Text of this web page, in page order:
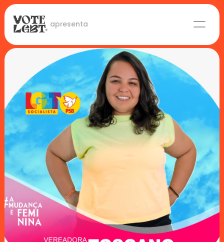
apresenta
Candidaturas
Lideranças eleitas
Sobre